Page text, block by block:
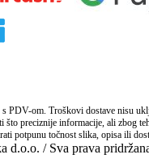
s PDV-om. Troškovi dostave nisu
što preciznije informacije, ali zbog
potpunu točnost slika, opisa ili
d.o.o. / Sva prava